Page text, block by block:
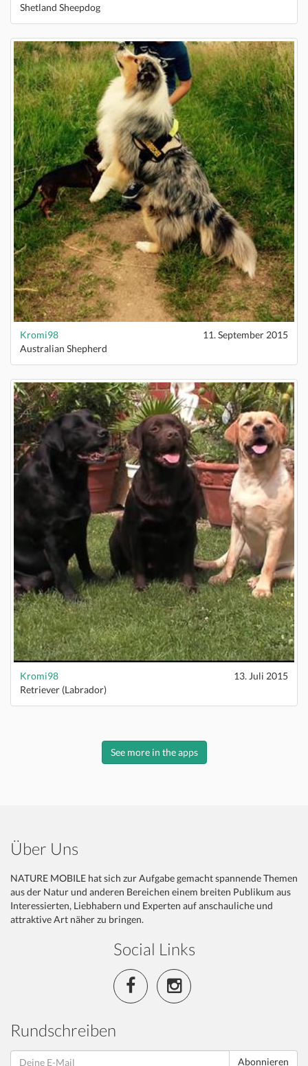
Shetland Sheepdog
Kromi98
11. September 2015
Australian Shepherd
Kromi98
13. Juli 2015
Retriever (Labrador)
See more in the apps
Über Uns
NATURE MOBILE hat sich zur Aufgabe gemacht spannende Themen
aus der Natur und anderen Bereichen einem breiten Publikum aus
Interessierten, Liebhabern und Experten auf anschauliche und
attraktive Art näher zu bringen.
Social Links
Rundschreiben
Abonnieren